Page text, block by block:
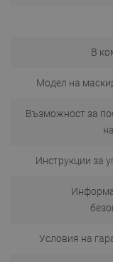
В
Модел на
Възможност за
Инструкции за
Условия на